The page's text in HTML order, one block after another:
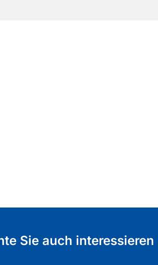
Sie auch interessieren